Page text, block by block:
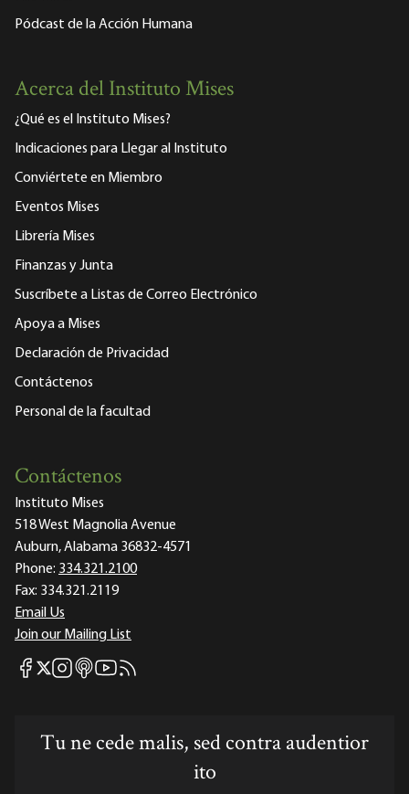
Pódcast de la Acción Humana
Acerca del Instituto Mises
¿Qué es el Instituto Mises?
Indicaciones para Llegar al Instituto
Conviértete en Miembro
Eventos Mises
Librería Mises
Finanzas y Junta
Suscríbete a Listas de Correo Electrónico
Apoya a Mises
Declaración de Privacidad
Contáctenos
Personal de la facultad
Contáctenos
Instituto Mises
518 West Magnolia Avenue
Auburn, Alabama 36832-4571
Phone: 334.321.2100
Fax: 334.321.2119
Email Us
Join our Mailing List
Mises Facebook
Mises X
Mises Instagram
Mises itunes
Mises Youtube
Mises RSS feed
Tu ne cede malis, sed contra audentior
ito